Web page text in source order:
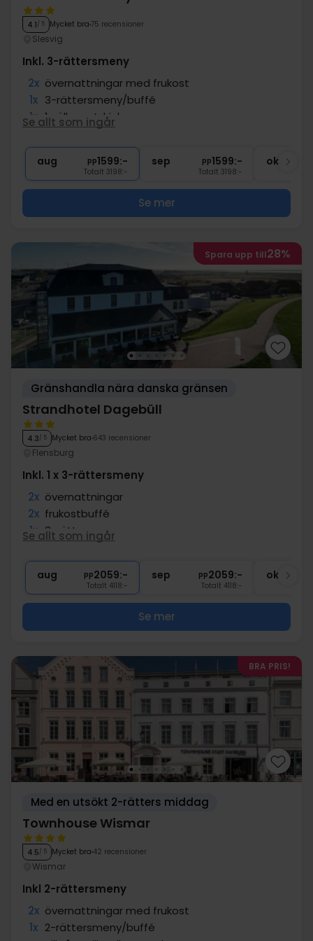
4.1/ 5 Mycket bra 75 recensioner
Slesvig
Inkl. 3-rättersmeny
2x övernattningar med frukost
1x 3-rättersmeny/buffé
1x 1 välkomstdrink
1 fl. vatten per rum vid ankomst
∞ Gratis internet och parkering
Se allt som ingår
aug pp1599:-
Totalt 3198:-
sep pp1599:-
Totalt 3198:-
okt
Se mer
Spara upp till28%
Gränshandla nära danska gränsen
Strandhotel Dagebüll
4.3/ 5 Mycket bra 643 recensioner
Flensburg
Inkl. 1 x 3-rättersmeny
2x övernattningar
2x frukostbuffé
1x 3-rättersmeny
flaska vin på rummet (att dela)
∞ Gratis internet och parkering
Se allt som ingår
aug pp2059:-
Totalt 4118:-
sep pp2059:-
Totalt 4118:-
okt
Se mer
BRA PRIS!
Med en utsökt 2-rätters middag
Townhouse Wismar
4.5/ 5 Mycket bra 42 recensioner
Wismar
Inkl 2-rättersmeny
2x övernattningar med frukost
1x 2-rättersmeny/buffé